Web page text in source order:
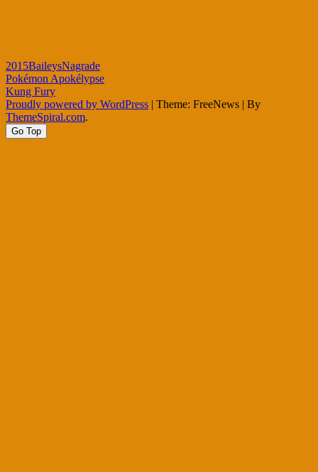
2015BaileysNagrade
Post
navigation
Pokémon Apokélypse
Kung Fury
Proudly powered by WordPress | Theme: FreeNews | By
ThemeSpiral.com.
Go Top